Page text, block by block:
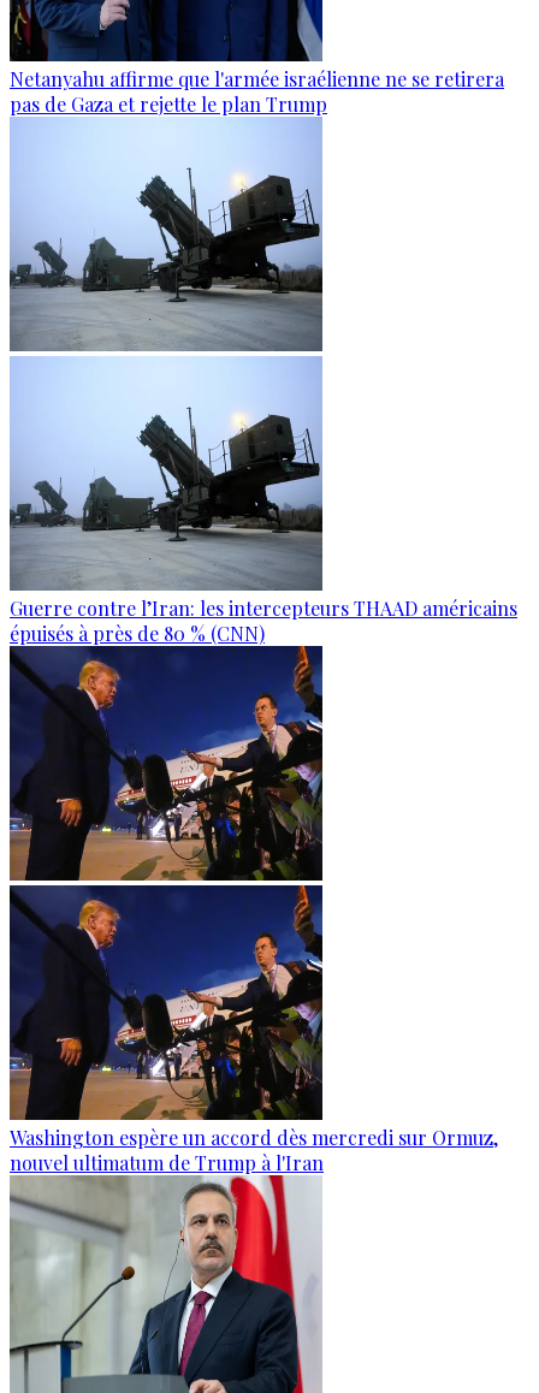
Netanyahu affirme que l'armée israélienne ne se retirera
pas de Gaza et rejette le plan Trump
Guerre contre l’Iran: les intercepteurs THAAD américains
épuisés à près de 80 % (CNN)
Washington espère un accord dès mercredi sur Ormuz,
nouvel ultimatum de Trump à l'Iran